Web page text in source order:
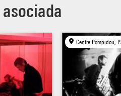
en France.
Centre Pompidou,